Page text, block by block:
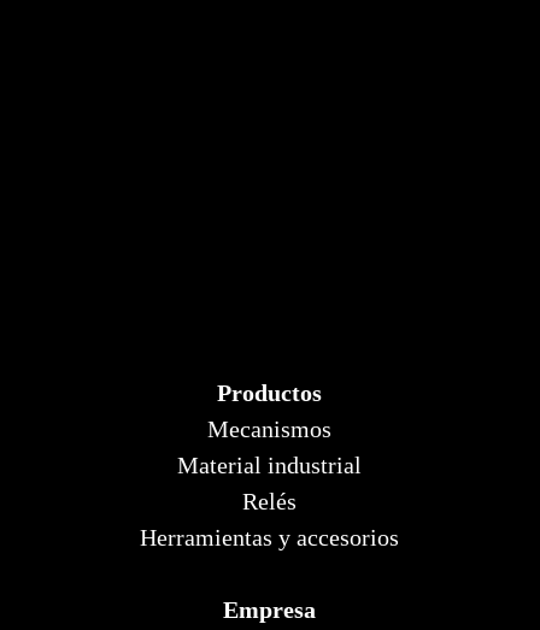
Productos
Mecanismos
Material industrial
Relés
Herramientas y accesorios
Empresa